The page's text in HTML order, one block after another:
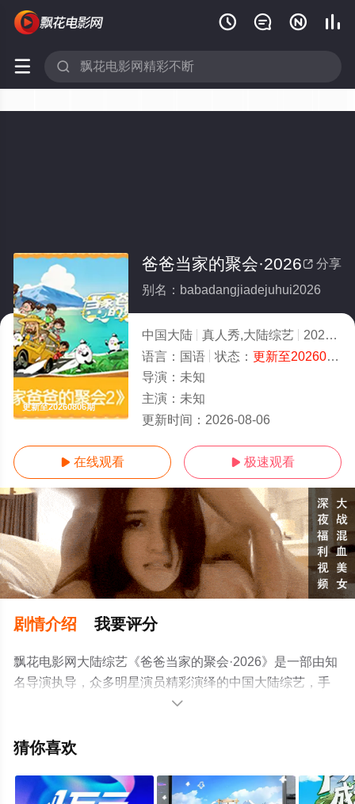
   
 
更新至20260806期
 分享
爸爸当家的聚会·2026
别名：babadangjiadejuhui2026
中国大陆 真人秀,大陆综艺 2026
语言： 国语 状态： 更新至20260806期
导演： 未知
主演： 未知
更新时间： 2026-08-06
 在线观看  极速观看
剧情介绍 我要评分
飘花电影网大陆综艺《爸爸当家的聚会·2026》是一部由知
名导演执导，众多明星演员精彩演绎的中国大陆综艺，手
机免费观看高清无删减完整版综艺节目就上飘花影院，更
解。

猜你喜欢